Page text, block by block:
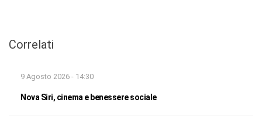
Correlati
9 Agosto 2026 - 14:30
Nova Siri, cinema e benessere sociale